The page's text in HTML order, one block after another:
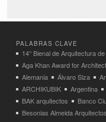
PALABRAS CLAVE
14° Bienal de Arquitectura
Aga Khan Award for
Alemania
Álvaro Siza
ARCHIKUBIK
Argentina
BAK arquitectos
Banco
Besonias Almeida Arquitectos